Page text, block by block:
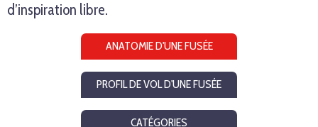
d’inspiration libre.
ANATOMIE D'UNE FUSÉE
PROFIL DE VOL D'UNE FUSÉE
CATÉGORIES